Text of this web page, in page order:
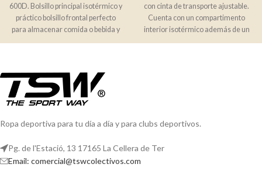
600D. Bolsillo principal isotérmico y
práctico bolsillo frontal perfecto
para almacenar comida o bebida y
mantener
con cinta de transporte ajustable.
Cuenta con un compartimento
interior isotérmico además de un
práctico
Ropa deportiva para tu día a día y para clubs deportivos.
Pg. de l'Estació, 13 17165 La Cellera de Ter
Email: comercial@tswcolectivos.com